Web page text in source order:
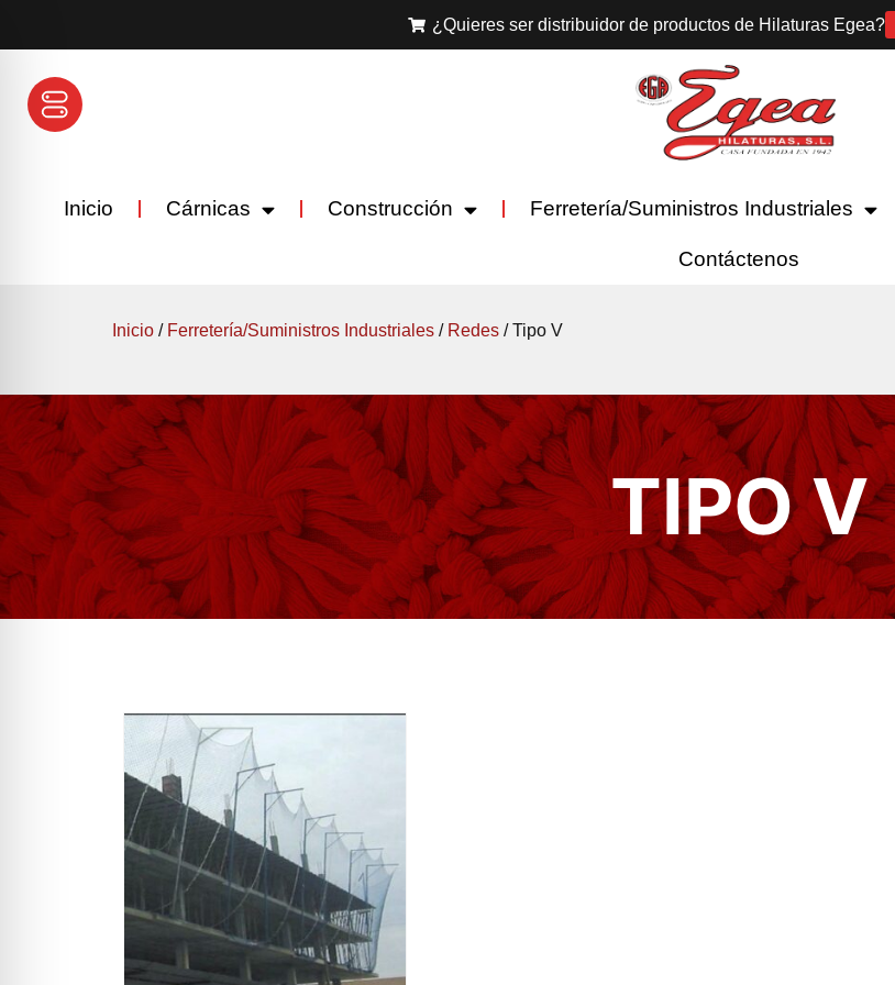
¿Quieres ser distribuidor de productos de Hilaturas Egea?
Inicio Cárnicas Construcción Ferretería/Suministros Industriales
Contáctenos
Inicio / Ferretería/Suministros Industriales / Redes / Tipo V
TIPO V